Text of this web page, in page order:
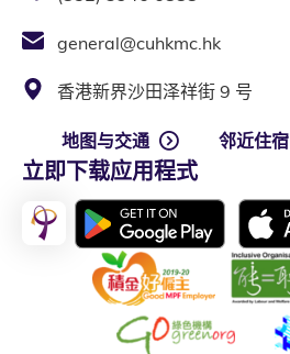
general@cuhkmc.hk
香港新界沙田泽祥街 9 号
地图与交通 邻近住宿
立即下载应用程式